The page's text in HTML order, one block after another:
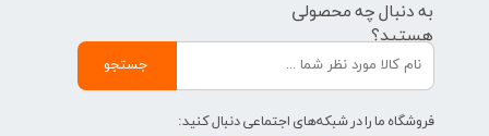
به دنبال چه محصولی
هستید؟
جستجو
فروشگاه ما را در شبکه‌های اجتماعی دنبال کنید: